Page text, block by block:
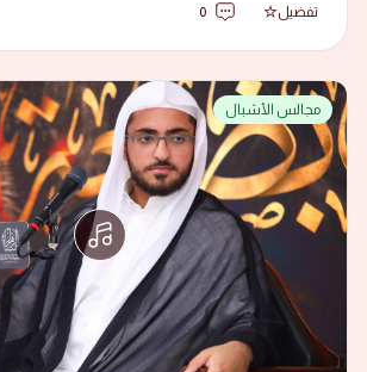
تفضيل 0
مجالس الأشبال